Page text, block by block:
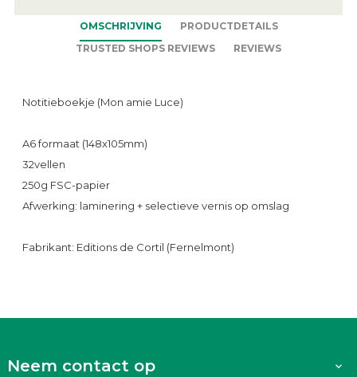
OMSCHRIJVING
PRODUCTDETAILS
TRUSTED SHOPS REVIEWS
REVIEWS
Notitieboekje (Mon amie Luce)
A6 formaat (148x105mm)
32vellen
250g FSC-papier
Afwerking: laminering + selectieve vernis op omslag
Fabrikant: Editions de Cortil (Fernelmont)
Neem contact op 